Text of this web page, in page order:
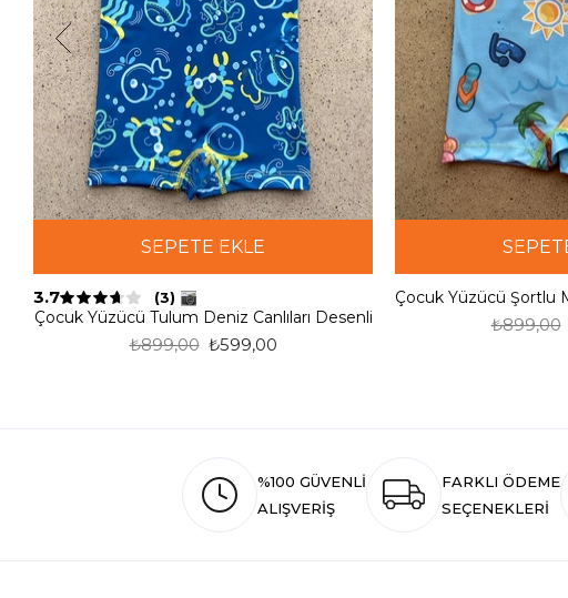
SEPETE EKLE
3.7 (3)
Çocuk Yüzücü Tulum Deniz Canlıları Desenli
₺599,00
₺899,00
₺899,00
%100 GÜVENLİ
ALIŞVERİŞ
FARKLI ÖDEME
SEÇENEKLERİ